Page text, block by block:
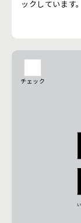
ックしています
ゆる声に応え、
チェック